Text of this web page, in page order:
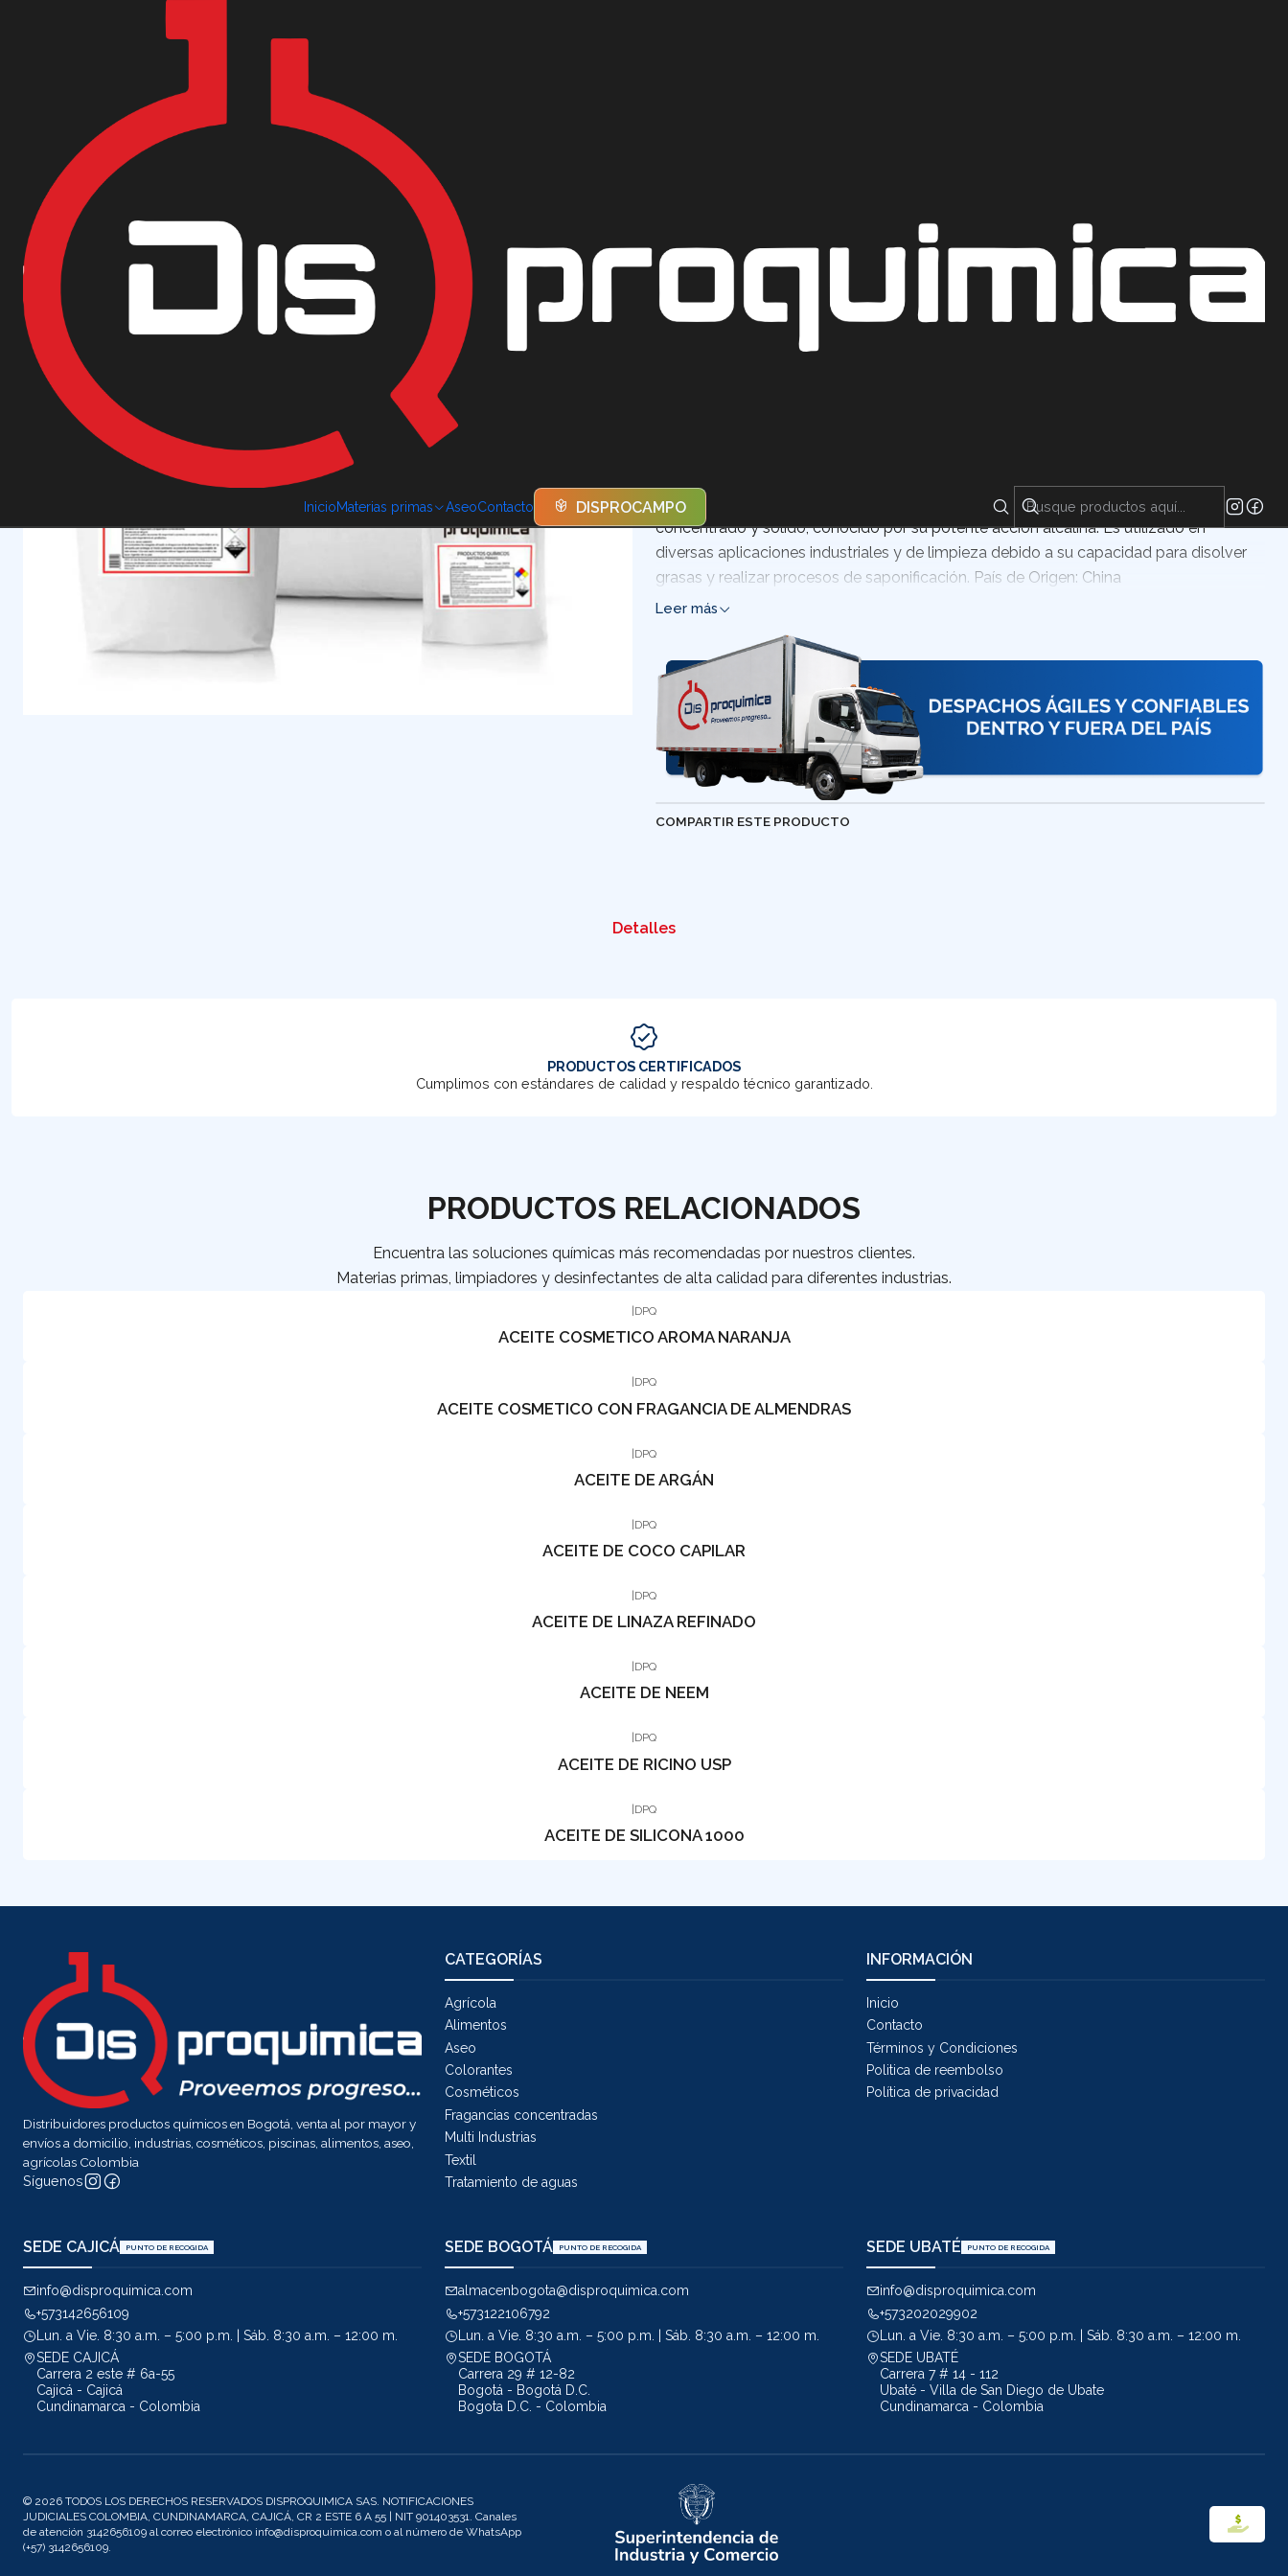
InicioMaterias primas AseoContacto DISPROCAMPO
Encuentra nuestras sedes y puntos de venta
SODA CAUSTICA EN ESCAMAS 99,95
KILO
La Soda Cáustica en Escamas 99,95% es un compuesto químico altamente
concentrado y sólido, conocido por su potente acción alcalina. Es utilizado en
diversas aplicaciones industriales y de limpieza debido a su capacidad para disolver
grasas y realizar procesos de saponificación. País de Origen: China
Leer más
COMPARTIR ESTE PRODUCTO
Detalles
PRODUCTOS CERTIFICADOS
Cumplimos con estándares de calidad y respaldo técnico garantizado.
PRODUCTOS RELACIONADOS
Encuentra las soluciones químicas más recomendadas por nuestros clientes.
Materias primas, limpiadores y desinfectantes de alta calidad para diferentes industrias.
DPQ
ACEITE COSMETICO AROMA NARANJA
DPQ
ACEITE COSMETICO CON FRAGANCIA DE ALMENDRAS
|DPQ
ACEITE DE ARGÁN
|DPQ
ACEITE DE COCO CAPILAR
DPQ
ACEITE DE LINAZA REFINADO
DPQ
ACEITE DE NEEM
DPQ
ACEITE DE RICINO USP
|DPQ
ACEITE DE SILICONA 1000
Distribuidores productos químicos en Bogotá, venta al por mayor y
envíos a domicilio, industrias, cosméticos, piscinas, alimentos, aseo,
agrícolas Colombia
Síguenos
CATEGORÍAS
Agrícola
Alimentos
Aseo
Colorantes
Cosméticos
Fragancias concentradas
Multi Industrias
Textil
Tratamiento de aguas
INFORMACIÓN
Inicio
Contacto
Términos y Condiciones
Politica de reembolso
Política de privacidad
SEDE CAJICÁ PUNTO DE RECOGIDA
info@disproquimica.com
+573142656109
Lun. a Vie. 8:30 a.m. – 5:00 p.m. | Sáb. 8:30 a.m. – 12:00 m.
SEDE CAJICÁ
Carrera 2 este # 6a-55
Cajicá - Cajicá
Cundinamarca - Colombia
SEDE BOGOTÁ PUNTO DE RECOGIDA
almacenbogota@disproquimica.com
+573122106792
Lun. a Vie. 8:30 a.m. – 5:00 p.m. | Sáb. 8:30 a.m. – 12:00 m.
SEDE BOGOTÁ
Carrera 29 # 12-82
Bogotá - Bogotá D.C.
Bogota D.C. - Colombia
SEDE UBATÉ PUNTO DE RECOGIDA
info@disproquimica.com
+573202029902
Lun. a Vie. 8:30 a.m. – 5:00 p.m. | Sáb. 8:30 a.m. – 12:00 m.
SEDE UBATÉ
Carrera 7 # 14 - 112
Ubaté - Villa de San Diego de Ubate
Cundinamarca - Colombia
© 2026 TODOS LOS DERECHOS RESERVADOS DISPROQUIMICA SAS. NOTIFICACIONES
JUDICIALES COLOMBIA, CUNDINAMARCA, CAJICÁ, CR 2 ESTE 6 A 55 | NIT 901403531. Canales
de atención 3142656109 al correo electrónico info@disproquimica.com o al número de WhatsApp
(+57) 3142656109.